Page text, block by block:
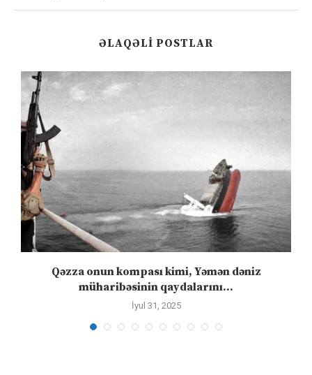
ƏLAQƏLI POSTLAR
Qəzza onun kompası kimi, Yəmən dəniz
müharibəsinin qaydalarını...
İyul 31, 2025